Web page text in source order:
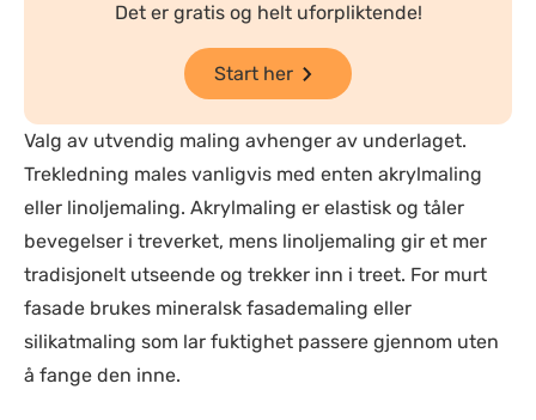
Det er gratis og helt uforpliktende!
Start her
Valg av utvendig maling avhenger av underlaget.
Trekledning males vanligvis med enten akrylmaling
eller linoljemaling. Akrylmaling er elastisk og tåler
bevegelser i treverket, mens linoljemaling gir et mer
tradisjonelt utseende og trekker inn i treet. For murt
fasade brukes mineralsk fasademaling eller
silikatmaling som lar fuktighet passere gjennom uten
å fange den inne.